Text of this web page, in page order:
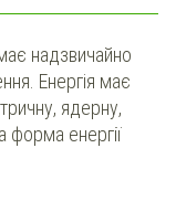
надзвичайно
Енергія має
ядерну,
форма енергії